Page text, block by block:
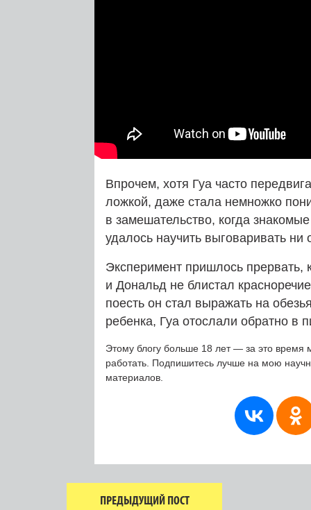
Впрочем, хотя Гуа часто
ложкой, даже стала немножко
в замешательство, когда
удалось научить выговаривать ни
Эксперимент пришлось прервать,
и Дональд не блистал
поесть он стал выражать на
ребенка, Гуа отослали обратно в
Этому блогу больше 18 лет — за это время
работать. Подпишитесь лучше на мою
материалов.
ПРЕДЫДУЩИЙ ПОСТ